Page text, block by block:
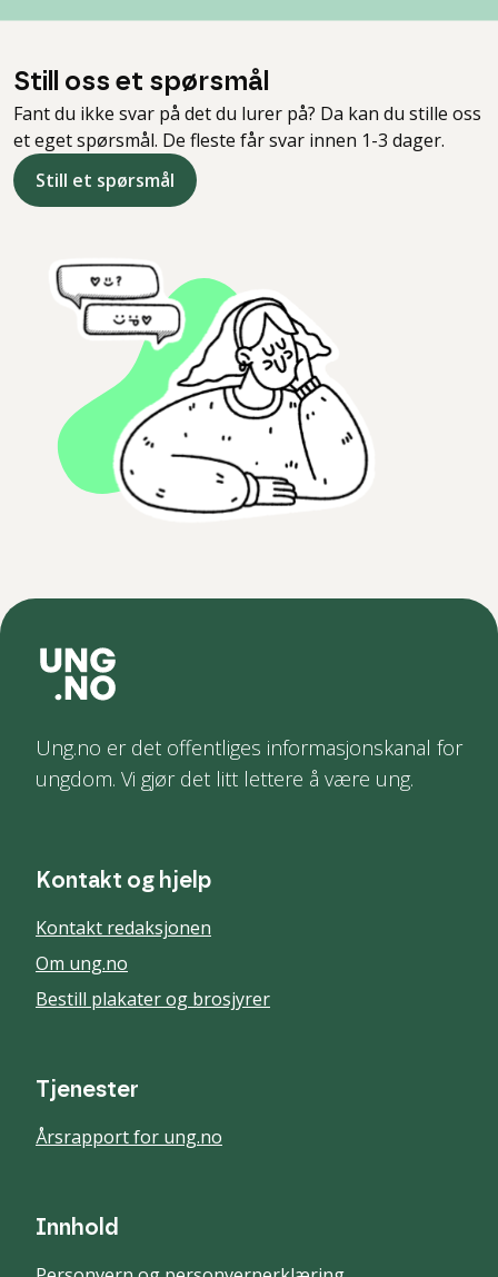
Still oss et spørsmål
Fant du ikke svar på det du lurer på? Da kan du stille oss
et eget spørsmål. De fleste får svar innen 1-3 dager.
Still et spørsmål
Ung.no er det offentliges informasjonskanal for
ungdom. Vi gjør det litt lettere å være ung.
Kontakt og hjelp
Kontakt redaksjonen
Om ung.no
Bestill plakater og brosjyrer
Tjenester
Årsrapport for ung.no
Innhold